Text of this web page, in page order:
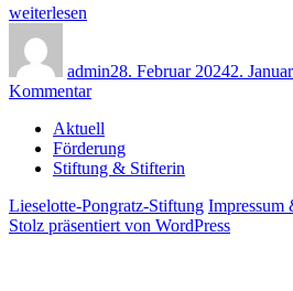
„Projektförderung:
Studierender
Sozialer
Arbeit“
weiterlesen
admin28. Februar 20242.
Kommentarzu
Lebenslagen
Studierender
Sozialer
Aktuell
Förderung
Stiftung & Stifterin
Lieselotte-Pongratz-Stiftung Impressum
Stolz präsentiert von WordPress